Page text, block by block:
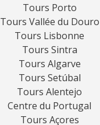
Tours Porto
Tours Vallée du Douro
Tours Lisbonne
Tours Sintra
Tours Algarve
Tours Setúbal
Tours Alentejo
Centre du Portugal
Tours Açores